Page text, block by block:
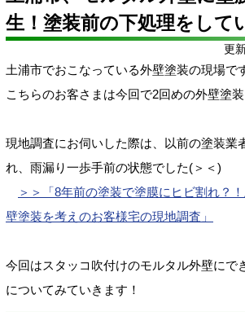
生！塗装前の下処理をして
更
土浦市でおこなっている外壁塗装の現場で
こちらのお客さまは今回で2回めの外壁塗装
現地調査にお伺いした際は、以前の塗装業
れ、雨漏り一歩手前の状態でした(＞＜)
＞＞「8年前の塗装で塗膜にヒビ割れ？
壁塗装を考えのお客様宅の現地調査」
今回はスタッコ吹付けのモルタル外壁にで
についてみていきます！